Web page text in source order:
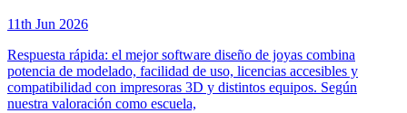
11th Jun 2026
Respuesta rápida: el mejor software diseño de joyas combina
potencia de modelado, facilidad de uso, licencias accesibles y
compatibilidad con impresoras 3D y distintos equipos. Según
nuestra valoración como escuela,